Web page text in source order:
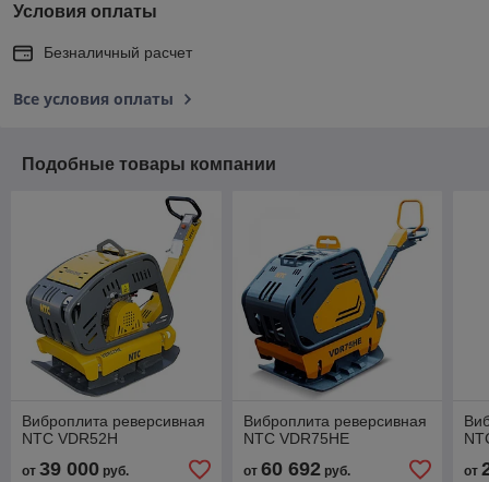
Условия оплаты
Безналичный расчет
Все условия оплаты
Подобные товары компании
Виброплита реверсивная
NTC VDR52H
от 39 000 руб.
Виброплита реверсивная
NTC VDR75HE
от 60 692руб. от